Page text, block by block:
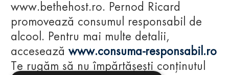
www.bethehost.ro. Pernod Ricard
promovează consumul responsabil de
alcool. Pentru mai multe detalii,
accesează www.consuma-responsabil.ro
Te rugăm să nu împărtășești conținutul